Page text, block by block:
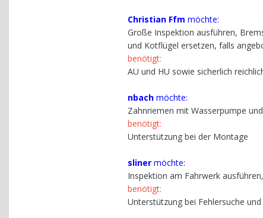
Christian Ffm möchte:
Große Inspektion ausführen,
und Kotflügel ersetzen, falls
benötigt:
AU und HU sowie sicherlich
nbach möchte:
Zahnriemen mit Wasserpumpe
benötigt:
Unterstützung bei der Montage
sliner möchte:
Inspektion am Fahrwerk ausführen,
benötigt:
Unterstützung bei Fehlersuche